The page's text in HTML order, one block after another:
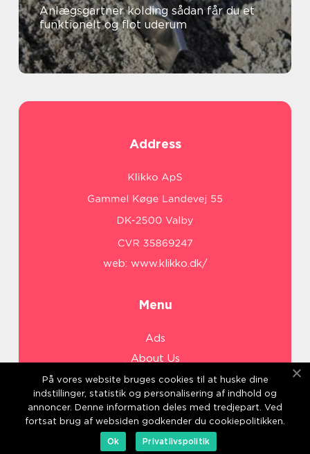
Anlægsgartner kolding sådan får du et
funktionelt og flot uderum
Address
web: www.klikko.dk/
Menu
Ads
About Us
Cookies
Contact
Sitemap
På vores website bruges cookies til at huske dine
indstillinger, statistik og personalisering af indhold og
annoncer. Denne information deles med tredjepart. Ved
fortsat brug af websiden godkender du cookiepolitikken.
Ok
Privatlivspolitik